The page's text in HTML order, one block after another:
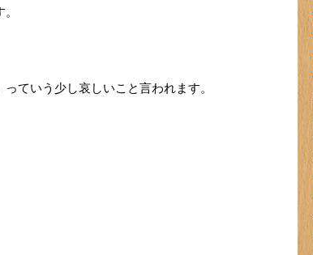
ていう少し哀しいこと言われます。